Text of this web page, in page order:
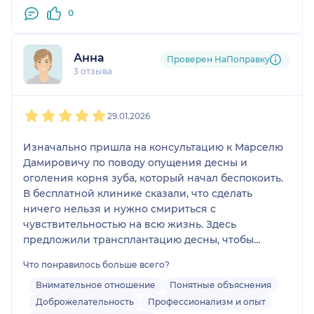
0
Анна
3 отзыва
Проверен НаПоправку
29.01.2026
Изначально пришла на консультацию к Марселю
Дамировичу по поводу опущения десны и
оголения корня зуба, который начал беспокоить.
В бесплатной клинике сказали, что сделать
ничего нельзя и нужно смириться с
чувствительностью на всю жизнь. Здесь
предложили трансплантацию десны, чтобы
консультации по моим зубам у меня ещё никогда
не было. Сделали все возможные снимки,
рассказали про каждый зуб, все проблемы с
Что понравилось больше всего?
Внимательное отношение
Понятные объяснения
Доброжелательность
Профессионализм и опыт